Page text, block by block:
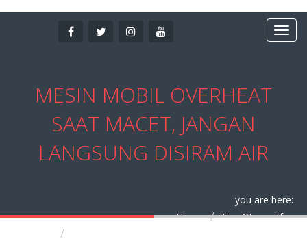
MESIN MOBIL OVERHEAT
SAAT MACET, JANGAN
LANGSUNG DISIRAM AIR
you are here:
Home
Tips Otomotif